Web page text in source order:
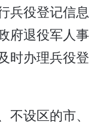
兵役登记信息
府退役军人事
时办理兵役登
设区的市、